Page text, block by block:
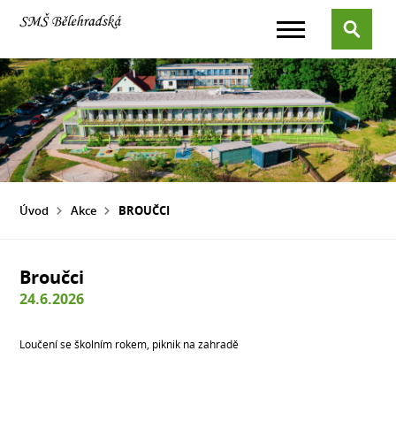
Úvod Akce BROUČCI
Broučci
24.6.2026
Loučení se školním rokem, piknik na zahradě